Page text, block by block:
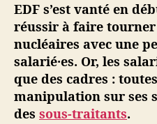
EDF s’est vanté en
réussir à faire tourner
nucléaires avec une
salarié·es. Or, les
que des cadres :
manipulation sur ses
des sous-traitants.